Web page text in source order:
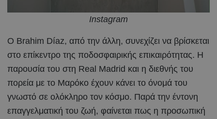
Instagram
Ο Brahim Díaz, από την άλλη, συνεχίζει να βρίσκεται
στο επίκεντρο της ποδοσφαιρικής επικαιρότητας. Η
παρουσία του στη Real Madrid και η διεθνής του
πορεία με το Μαρόκο έχουν κάνει το όνομά του
γνωστό σε ολόκληρο τον κόσμο. Παρά την έντονη
επαγγελματική του ζωή, φαίνεται πως η προσωπική